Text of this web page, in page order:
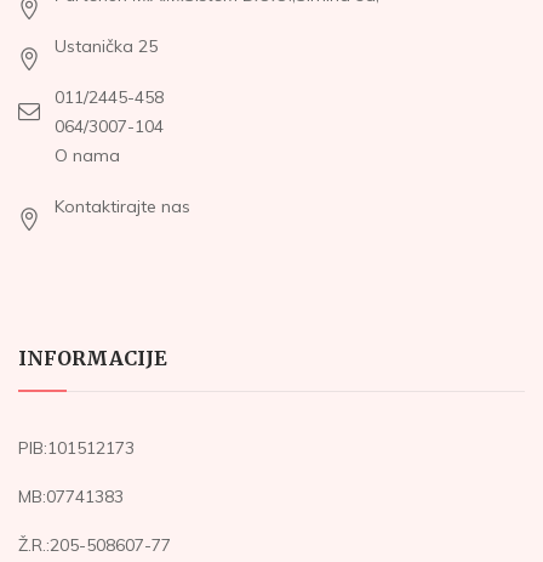
Ustanička 25
011/2445-458
064/3007-104
O nama
Kontaktirajte nas
INFORMACIJE
PIB:101512173
MB:07741383
Ž.R.:205-508607-77